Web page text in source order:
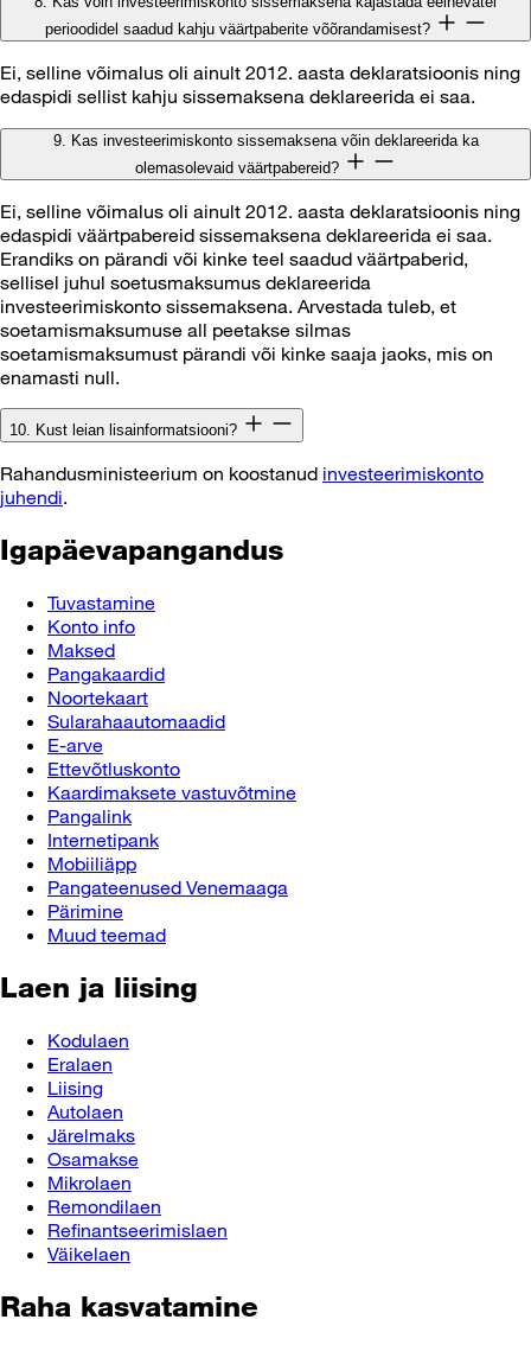
perioodidel saadud kahju väärtpaberite võõrandamisest?
Ei, selline võimalus oli ainult 2012. aasta deklaratsioonis ning
edaspidi sellist kahju sissemaksena deklareerida ei saa.
9. Kas investeerimiskonto sissemaksena võin deklareerida ka
olemasolevaid väärtpabereid?
Ei, selline võimalus oli ainult 2012. aasta deklaratsioonis ning
edaspidi väärtpabereid sissemaksena deklareerida ei saa.
Erandiks on pärandi või kinke teel saadud väärtpaberid,
sellisel juhul soetusmaksumus deklareerida
investeerimiskonto sissemaksena. Arvestada tuleb, et
soetamismaksumuse all peetakse silmas
soetamismaksumust pärandi või kinke saaja jaoks, mis on
enamasti null.
10. Kust leian lisainformatsiooni?
Rahandusministeerium on koostanud investeerimiskonto
juhendi.
Igapäevapangandus
Tuvastamine
Konto info
Maksed
Pangakaardid
Noortekaart
Sularahaautomaadid
E-arve
Ettevõtluskonto
Kaardimaksete vastuvõtmine
Pangalink
Internetipank
Mobiiliäpp
Pangateenused Venemaaga
Pärimine
Muud teemad
Laen ja liising
Kodulaen
Eralaen
Liising
Autolaen
Järelmaks
Osamakse
Mikrolaen
Remondilaen
Refinantseerimislaen
Väikelaen
Raha kasvatamine